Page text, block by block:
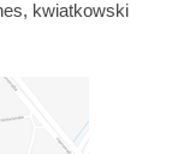
kwiatkowski